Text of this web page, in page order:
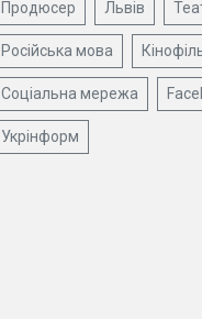
Продюсер Львів
Російська мова
Соціальна мережа
Укрінформ